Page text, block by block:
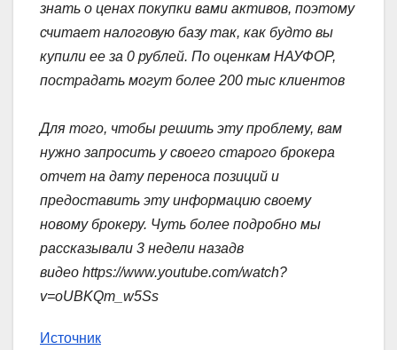
знать о ценах покупки вами активов, поэтому
считает налоговую базу так, как будто вы
купили ее за 0 рублей. По оценкам НАУФОР,
пострадать могут более 200 тыс клиентов
Для того, чтобы решить эту проблему, вам
нужно запросить у своего старого брокера
отчет на дату переноса позиций и
предоставить эту информацию своему
новому брокеру. Чуть более подробно мы
рассказывали 3 недели назадв
видео https://www.youtube.com/watch?
v=oUBKQm_w5Ss
Источник